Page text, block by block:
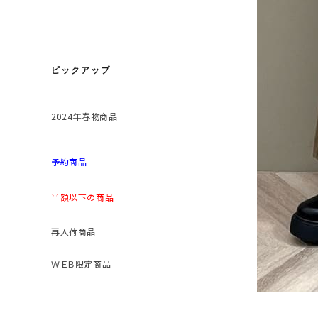
ピックアップ
2024年春物商品
予約商品
半額以下の商品
再入荷商品
ＷＥＢ限定商品